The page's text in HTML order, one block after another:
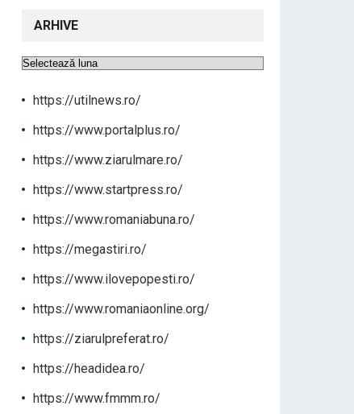
ARHIVE
Arhive
https://utilnews.ro/
https://www.portalplus.ro/
https://www.ziarulmare.ro/
https://www.startpress.ro/
https://www.romaniabuna.ro/
https://megastiri.ro/
https://www.ilovepopesti.ro/
https://www.romaniaonline.org/
https://ziarulpreferat.ro/
https://headidea.ro/
https://www.fmmm.ro/